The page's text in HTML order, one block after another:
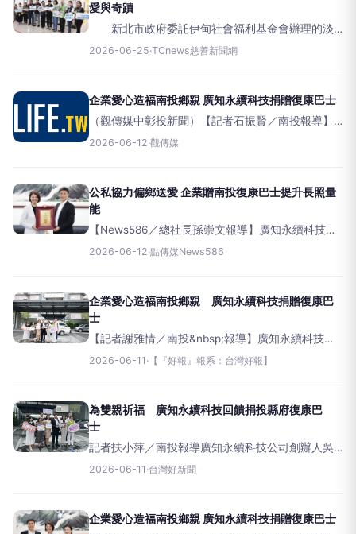
愛與奇蹟
新北市政府委託伊甸社會福利基金會辦理的淡
水沙崙日照中心，陪伴在地身心障礙者及其家庭已
來太鼓表演揭開序幕，
2026-06-25·TCnews慈善新聞網
企業愛心造福南投鄉親 廣知永續科技捐贈復康巴士
（觀傳媒中彰投新聞）【記者石振賢／南投報導】
廣知永續科技股份有限公司展現回饋社會、關懷在
便利
2026-06-12·觀傳媒
公私協力偏鄉送愛 企業贈南投復康巴士提升長照量
能
【News586／總社長孫崇文報導】廣知永續科技實
踐回饋社會、關心本土福祉的企業責任，於11日慷慨
2026-06-12·點傳媒News586
企業愛心造福南投鄉親 廣知永續科技捐贈復康巴
士
【記者謝雅情／南投&nbsp;報導】廣知永續科技股
份有限公司展現回饋社會、關懷在地福祉的企業責
2026-06-11 · 【『好報』報系：台灣好報】
為雙親祈福 廣知永續科技回饋捐投縣府復康巴
士
記者扶小萍／南投報導廣知永續科技公司創辦人吳
滄榮（前右三）率同仁捐贈南投縣復康巴士。（記
府一輛復康巴士，實質
2026-06-11 ·台灣好新聞
企業愛心造福南投鄉親 廣知永續科技捐贈復康巴士